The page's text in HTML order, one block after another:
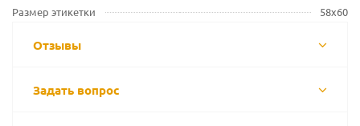
Размер этикетки
58х60
Отзывы
Задать вопрос